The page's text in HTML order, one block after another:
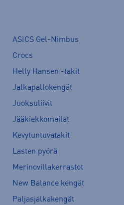
ASICS Gel-Nimbus
Crocs
Helly Hansen -takit
Jalkapallokengät
Juoksuliivit
Jääkiekkomailat
Kevytuntuvatakit
Lasten pyörä
Merinovillakerrastot
New Balance kengät
Paljasjalkakengät